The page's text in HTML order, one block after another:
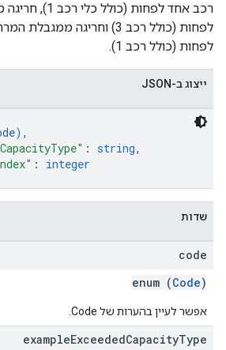
רכב אחד לפחות
לפחות (כולל רכב 3) וחריגה
לפחות (כולל רכב 1).
ייצוג ב-JSON
) ,
: string,
: integer
שדות
code
enum (Code)
אפשר לעיין בהערות של Code.
exampleExceededCapacityType